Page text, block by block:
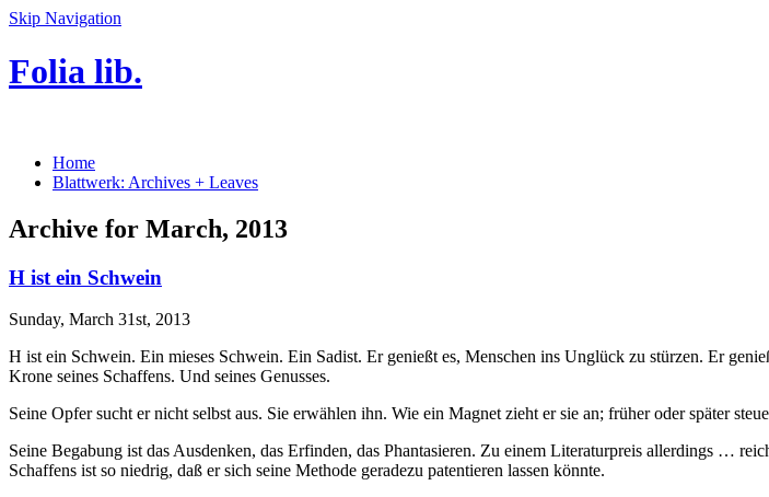
Skip Navigation
Folia lib.
Home
Blattwerk: Archives + Leaves
Archive for March, 2013
H ist ein Schwein
Sunday, March 31st, 2013
H ist ein Schwein. Ein mieses Schwein. Ein Sadist. Er genießt es, Menschen ins Unglück zu stürzen. Er
Krone seines Schaffens. Und seines Genusses.
Seine Opfer sucht er nicht selbst aus. Sie erwählen ihn. Wie ein Magnet zieht er sie an; früher oder später
Seine Begabung ist das Ausdenken, das Erfinden, das Phantasieren. Zu einem Literaturpreis allerdings …
Schaffens ist so niedrig, daß er sich seine Methode geradezu patentieren lassen könnte.